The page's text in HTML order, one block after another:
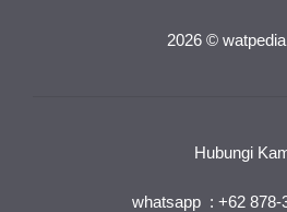
2026 ©
Hubungi
whatsapp : +62 878-